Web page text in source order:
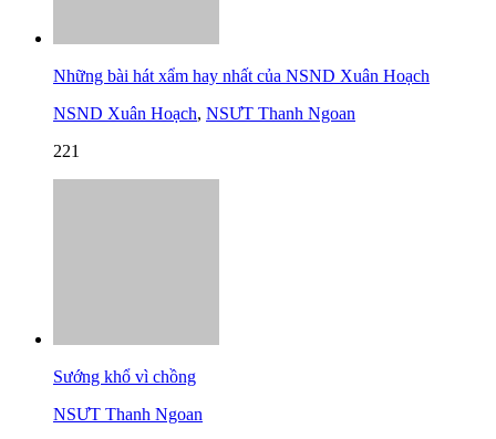
Những bài hát xẩm hay nhất của NSND Xuân Hoạch
NSND Xuân Hoạch, NSƯT Thanh Ngoan
221
Sướng khổ vì chồng
NSƯT Thanh Ngoan